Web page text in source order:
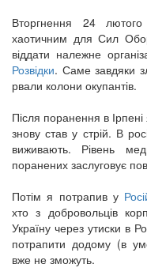
Вторгнення 24
хаотичним для Сил
віддати належне
Розвідки. Саме завдяки
рвали колони окупантів.
Після поранення в
знову став у стрій. В
виживають. Рівень
поранених заслуговує
Потім я потрапив у
хто з добровольців
Україну через утиски в
потрапити додому (в
вже не зможуть.